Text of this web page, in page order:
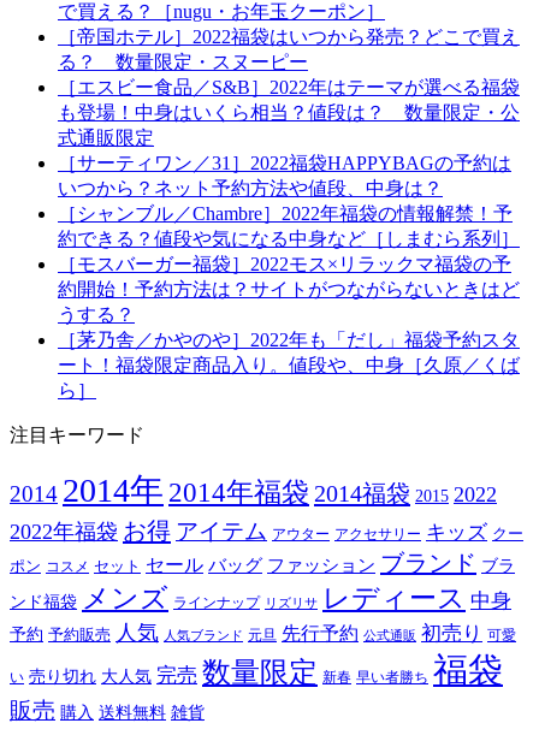
で買える？［nugu・お年玉クーポン］
［帝国ホテル］2022福袋はいつから発売？どこで買え
る？ 数量限定・スヌーピー
［エスビー食品／S&B］2022年はテーマが選べる福袋
も登場！中身はいくら相当？値段は？ 数量限定・公
式通販限定
［サーティワン／31］2022福袋HAPPYBAGの予約は
いつから？ネット予約方法や値段、中身は？
［シャンブル／Chambre］2022年福袋の情報解禁！予
約できる？値段や気になる中身など［しまむら系列］
［モスバーガー福袋］2022モス×リラックマ福袋の予
約開始！予約方法は？サイトがつながらないときはど
うする？
［茅乃舎／かやのや］2022年も「だし」福袋予約スタ
ート！福袋限定商品入り。値段や、中身［久原／くば
ら］
注目キーワード
2014 2014年 2014年福袋 2014福袋 2015 2022
2022年福袋 お得 アイテム アウター アクセサリー キッズ クー
ポン コスメ セット セール バッグ ファッション ブランド ブラ
ンド福袋 メンズ ラインナップ リズリサ レディース 中身
予約 予約販売 人気 人気ブランド 元旦 先行予約 公式通販 初売り 可愛
い 売り切れ 大人気 完売 数量限定 新春 早い者勝ち 福袋
販売 購入 送料無料 雑貨